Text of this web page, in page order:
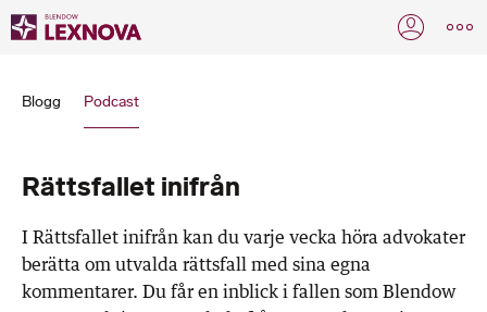
Blogg Podcast
Rättsfallet inifrån
I Rättsfallet inifrån kan du varje vecka höra advokater
berätta om utvalda rättsfall med sina egna
kommentarer. Du får en inblick i fallen som Blendow